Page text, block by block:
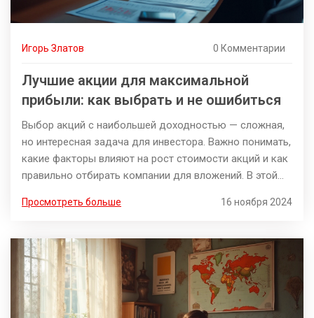
Игорь Златов 0 Комментарии
Лучшие акции для максимальной
прибыли: как выбрать и не ошибиться
Выбор акций с наибольшей доходностью — сложная,
но интересная задача для инвестора. Важно понимать,
какие факторы влияют на рост стоимости акций и как
правильно отбирать компании для вложений. В этой
личные примеры инвесторов, которые помогли им
обращать внимание и какие подводные камни могут
встретиться на пути. Этот материал поможет вам
лучше ориентироваться в мире инвестиций и сделать
обоснованный выбор.
Просмотреть больше 16 ноября 2024